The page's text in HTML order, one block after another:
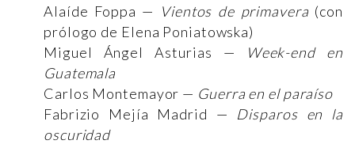
Alaíde Foppa — Vientos de primavera (con
prólogo de Elena Poniatowska)
Miguel Ángel Asturias —
Week-end en
Guatemala
Carlos Montemayor — Guerra en el paraíso
Fabrizio Mejía Madrid — Disparos en la
oscuridad